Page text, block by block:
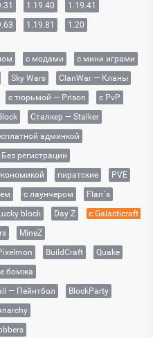
1.19.40
1.19.41
1.19.81 1.20
с модами
с мини играми
Sky Wars
ClanWar — Кланы
с тюрьмой — Prison
с PvP
Сталкер — Stalker
админкой
Без регистрации
пиратские
PVE
с лаунчером
Flan`s
block Day Z
с Galacticraft
MineZ
BuildCraft
Quake
бомжа
— Пейнтбол
BlockParty